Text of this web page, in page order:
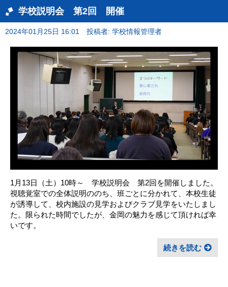
学校説明会 第2回 開催
2024年01月25日 16:01 投稿者: 学校情報管理者
1月13日（土）10時～ 学校説明会 第2回を開催しました。
視聴覚室での全体説明ののち、班ごとに分かれて、本校生徒
が誘導して、校内施設の見学およびクラブ見学をいたしまし
た。限られた時間でしたが、金岡の魅力を感じて頂ければ幸
いです。
続きを読む